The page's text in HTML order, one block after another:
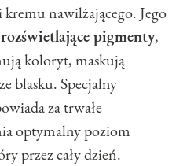
kremu nawilżającego. Jego
rozświetlające pigmenty,
koloryt, maskują
blasku. Specjalny
za trwałe
optymalny poziom
przez cały dzień.